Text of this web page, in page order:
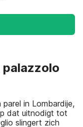
palazzolo
parel in Lombardije,
dat uitnodigt tot
slingert zich